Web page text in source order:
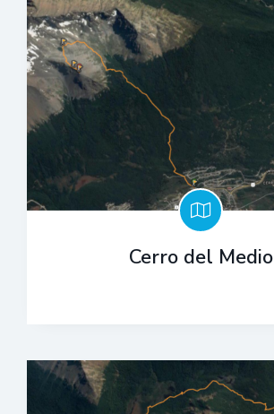
Cerro del Medio